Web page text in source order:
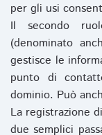
per gli usi
Il secondo
(denominato
gestisce le
punto di
dominio. Può
La registrazione
due semplici